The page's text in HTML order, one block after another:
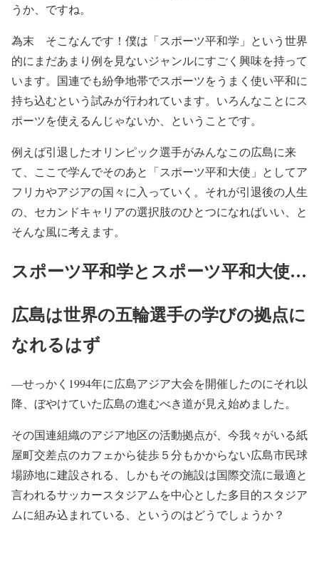
うか、ですね。
為末 そこなんです！僕は「スポーツ平和学」という世界
的にまだあまり例を見ないジャンルにすごく興味を持って
います。国連でも紛争地帯でスポーツをうまく使い平和に
持ち込むという試みが行われています。いろんなことにス
ポーツを使えるんじゃないか、ということです。
例えば引退したオリンピック選手がみんなこの広島に来
て、ここで学んでそのあと「スポーツ平和大使」としてア
フリカやアジアの国々に入っていく。それが引退後の人生
の、セカンドキャリアの選択肢のひとつになればいい、と
そんな風に考えます。
スポーツ平和学とスポーツ平和大使…
広島は世界の五輪選手の学びの拠点に
なれるはず
―せっかく1994年に広島アジア大会を開催したのにそれ以
降、ぼやけていた広島の進むべき道が見え始めました。
その国連組織のアジア地区の活動拠点が、今我々がいる紙
屋町交差点のカフェから徒歩５分もかからない広島市民球
場跡地に建設される、しかもその施設は国際交流に最適と
言われるサッカースタジアムを中心とした多目的スタジア
ムに組み込まれている、というのはどうでしょうか？